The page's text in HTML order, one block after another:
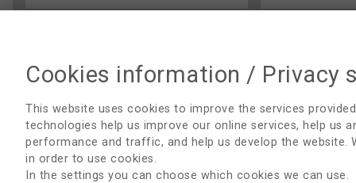
Cookies information / Privacy
This website uses cookies to improve the services
technologies help us improve our online services, help us
performance and traffic, and help us develop the website.
in order to use cookies.
In the settings you can choose which cookies we can use.